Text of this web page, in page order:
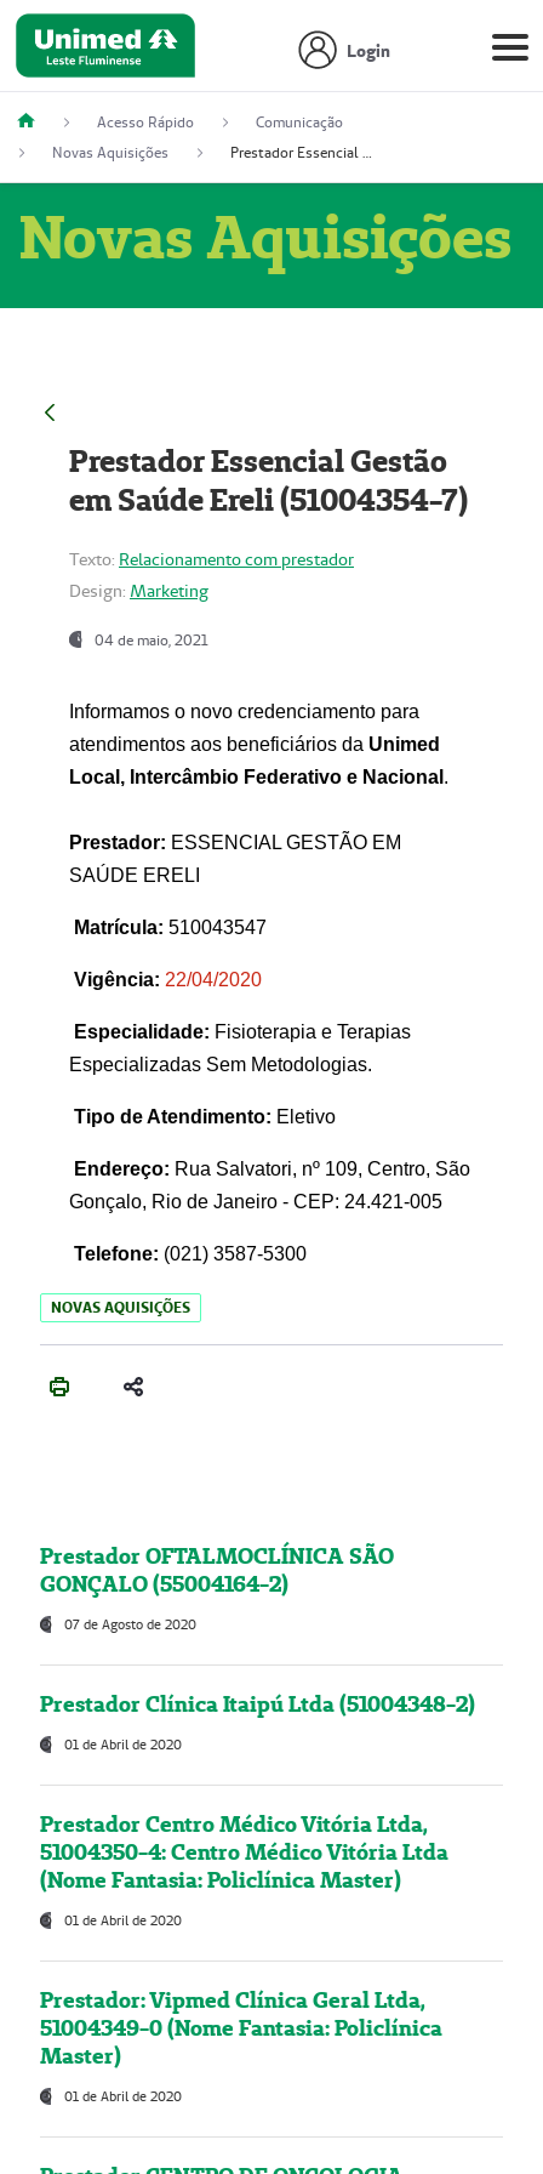
Login
Acesso Rápido
Comunicação
Novas Aquisições
Prestador Essencial Gestão em Saúde Ereli (51004354-7)
Novas Aquisições
Prestador Essencial Gestão
em Saúde Ereli (51004354-7)
Texto: Relacionamento com prestador
Design: Marketing
04 de maio, 2021
Informamos o novo credenciamento para
atendimentos aos beneficiários da Unimed
Local, Intercâmbio Federativo e Nacional .
Prestador: ESSENCIAL GESTÃO EM
SAÚDE ERELI
Matrícula: 510043547
Vigência: 22/04/2020
Especialidade: Fisioterapia e Terapias
Especializadas Sem Metodologias.
Tipo de Atendimento: Eletivo
Endereço: Rua Salvatori, nº 109, Centro, São
Gonçalo, Rio de Janeiro - CEP: 24.421-005
Telefone: (021) 3587-5300
NOVAS AQUISIÇÕES
Prestador OFTALMOCLÍNICA SÃO
GONÇALO (55004164-2)
07 de Agosto de 2020
Prestador Clínica Itaipú Ltda (51004348-2)
01 de Abril de 2020
Prestador Centro Médico Vitória Ltda,
51004350-4: Centro Médico Vitória Ltda
(Nome Fantasia: Policlínica Master)
01 de Abril de 2020
Prestador: Vipmed Clínica Geral Ltda,
51004349-0 (Nome Fantasia: Policlínica
Master)
01 de Abril de 2020